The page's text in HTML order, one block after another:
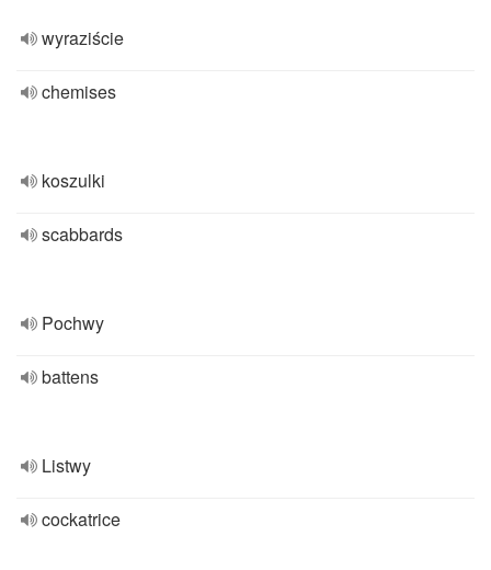
wyraziście
chemises
koszulki
scabbards
Pochwy
battens
Listwy
cockatrice